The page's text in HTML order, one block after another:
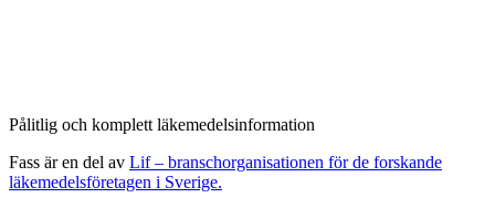
Pålitlig och komplett läkemedelsinformation
Fass är en del av Lif – branschorganisationen för de forskande
läkemedelsföretagen i Sverige.